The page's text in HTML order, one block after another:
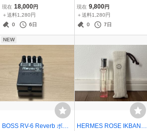
クターセット パッチケー
ブル・電源アダプター・
ハードケース付き
現在 18,000円
＋送料1,280円
0
6日
コンデンサーマイク 元
箱・説明書・ケーブル付
動作確認済 中古 ソニー
現在 9,800円
＋送料1,280円
0
7日
NEW
BOSS RV-6 Reverb ボス
HERMES ROSE IKBANA